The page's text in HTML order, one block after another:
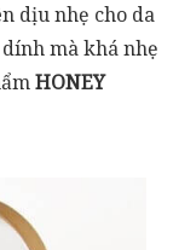
dịu nhẹ cho da
mà khá nhẹ
HONEY